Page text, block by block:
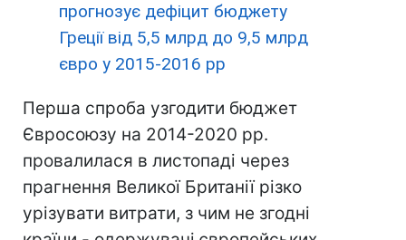
прогнозує дефіцит бюджету
Греції від 5,5 млрд до 9,5 млрд
євро у 2015-2016 рр
Перша спроба узгодити бюджет
Євросоюзу на 2014-2020 рр.
провалилася в листопаді через
прагнення Великої Британії різко
урізувати витрати, з чим не згодні